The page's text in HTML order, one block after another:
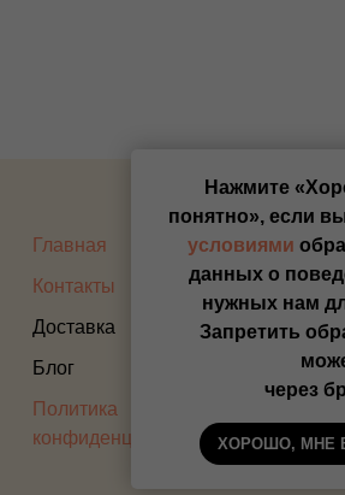
Нажмите
понятно», если
условиями
данных о
нужных нам
Запретить
через
ХОРОШО, МНЕ
Главная
Контакты
Доставка
Блог
Политика
конфиденциальности
Оплата
Прайс